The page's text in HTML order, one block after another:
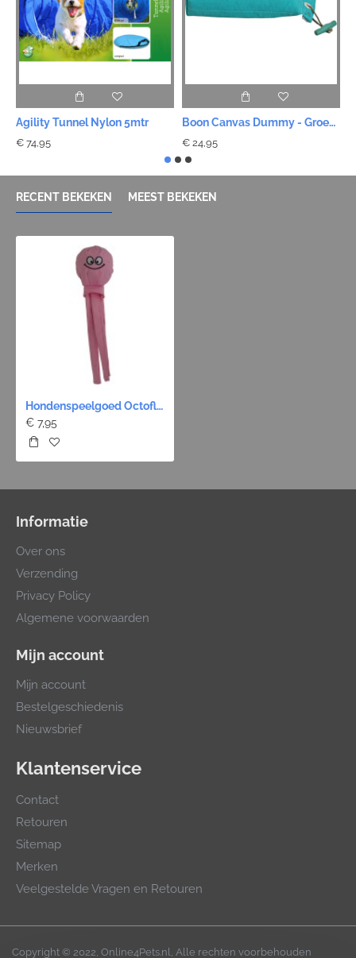
Agility Tunnel Nylon 5mtr
€ 74,95
Boon Canvas Dummy - Groen 500gr
€ 24,95
RECENT BEKEKEN MEEST BEKEKEN
Hondenspeelgoed Octofloat Smiley - Roze 30cm
€ 7,95
Informatie
Over ons
Verzending
Privacy Policy
Algemene voorwaarden
Mijn account
Mijn account
Bestelgeschiedenis
Nieuwsbrief
Klantenservice
Contact
Retouren
Sitemap
Merken
Veelgestelde Vragen en Retouren
Copyright © 2022, Online4Pets.nl, Alle rechten voorbehouden